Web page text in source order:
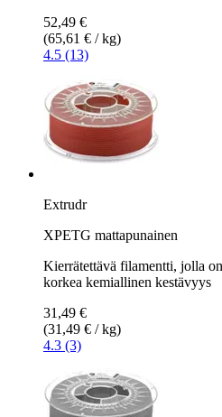
52,49 €
(65,61 € / kg)
4.5 (13)
Extrudr
XPETG mattapunainen
Kierrätettävä filamentti, jolla
korkea kemiallinen kestävyys
31,49 €
(31,49 € / kg)
4.3 (3)